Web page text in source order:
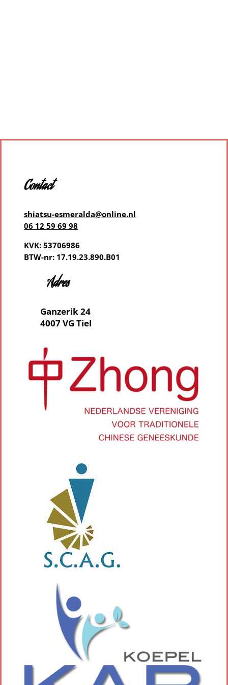
Contact
shiatsu-esmeralda@online.nl
06 12 59 69 98
KVK: 53706986
BTW-nr: 17.19.23.890.B01
Adres
Ganzerik 24
4007 VG Tiel